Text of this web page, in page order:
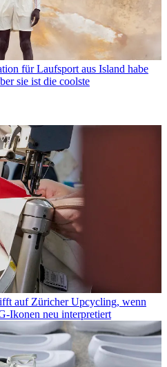
für Laufsport aus Island habe
sie ist die coolste
auf Züricher Upcycling, wenn
Ikonen neu interpretiert